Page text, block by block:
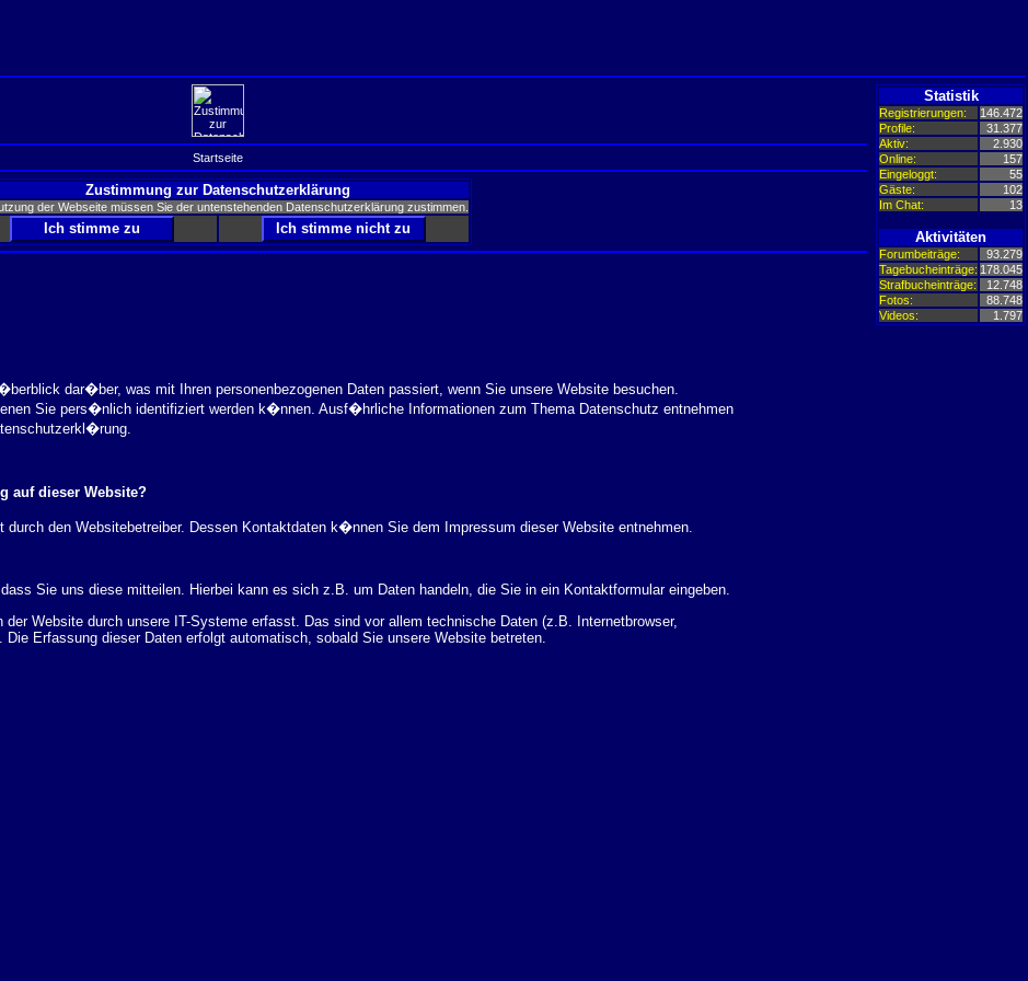
Startseite
Zustimmung zur Datenschutzerklärung
der Webseite müssen Sie der untenstehenden Datenschutzerklärung zustimmen.
dar�ber, was mit Ihren personenbezogenen Daten passiert, wenn Sie unsere Website besuchen.
Sie pers�nlich identifiziert werden k�nnen. Ausf�hrliche Informationen zum Thema Datenschutz entnehmen
auf dieser Website?
durch den Websitebetreiber. Dessen Kontaktdaten k�nnen Sie dem Impressum dieser Website entnehmen.
Sie uns diese mitteilen. Hierbei kann es sich z.B. um Daten handeln, die Sie in ein Kontaktformular eingeben.
Website durch unsere IT-Systeme erfasst. Das sind vor allem technische Daten (z.B. Internetbrowser,
Erfassung dieser Daten erfolgt automatisch, sobald Sie unsere Website betreten.
Statistik
Registrierungen:
146.472
Profile:
31.377
Aktiv:
2.930
Online:
157
Eingeloggt:
55
Gäste:
102
Im Chat:
13
Aktivitäten
Forumbeiträge:
93.279
Tagebucheinträge: 178.045
Strafbucheinträge:
12.748
Fotos:
88.748
Videos:
1.797